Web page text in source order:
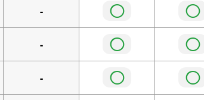
- ◯ ◯
- ◯ ◯
- ◯ ◯